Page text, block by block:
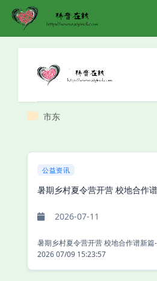
市东
公益资讯
暑期乡村夏令营开营 校地合作
2026-07-11
暑期乡村夏令营开营 校地合作谱新篇-新
2026 07/09 15:23:57